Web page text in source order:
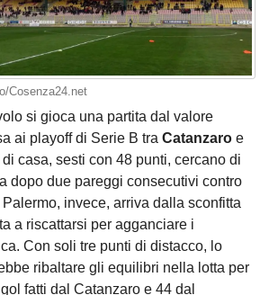
Cosenza24.net
si gioca una partita dal valore
ai playoff di Serie B tra Catanzaro e
di casa, sesti con 48 punti, cercano di
dopo due pareggi consecutivi contro
invece, arriva dalla sconfitta
a riscattarsi per agganciare i
Con soli tre punti di distacco, lo
ribaltare gli equilibri nella lotta per
fatti dal Catanzaro e 44 dal